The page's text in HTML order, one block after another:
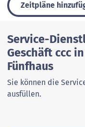
Zeitpläne
Service-
Geschäft ccc
Fünfhaus
Sie können die
ausfüllen.